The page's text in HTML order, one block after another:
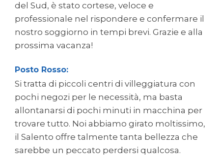
del Sud, è stato cortese, veloce e
professionale nel rispondere e confermare il
nostro soggiorno in tempi brevi. Grazie e alla
prossima vacanza!
Posto Rosso:
Si tratta di piccoli centri di villeggiatura con
pochi negozi per le necessità, ma basta
allontanarsi di pochi minuti in macchina per
trovare tutto. Noi abbiamo girato moltissimo,
il Salento offre talmente tanta bellezza che
sarebbe un peccato perdersi qualcosa.